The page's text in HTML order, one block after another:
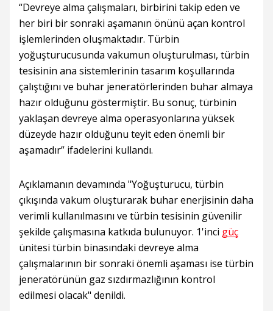
“Devreye alma çalışmaları, birbirini takip eden ve
her biri bir sonraki aşamanın önünü açan kontrol
işlemlerinden oluşmaktadır. Türbin
yoğuşturucusunda vakumun oluşturulması, türbin
tesisinin ana sistemlerinin tasarım koşullarında
çalıştığını ve buhar jeneratörlerinden buhar almaya
hazır olduğunu göstermiştir. Bu sonuç, türbinin
yaklaşan devreye alma operasyonlarına yüksek
düzeyde hazır olduğunu teyit eden önemli bir
aşamadır” ifadelerini kullandı.
Açıklamanın devamında "Yoğuşturucu, türbin
çıkışında vakum oluşturarak buhar enerjisinin daha
verimli kullanılmasını ve türbin tesisinin güvenilir
şekilde çalışmasına katkıda bulunuyor. 1'inci güç
ünitesi türbin binasındaki devreye alma
çalışmalarının bir sonraki önemli aşaması ise türbin
jeneratörünün gaz sızdırmazlığının kontrol
edilmesi olacak" denildi.